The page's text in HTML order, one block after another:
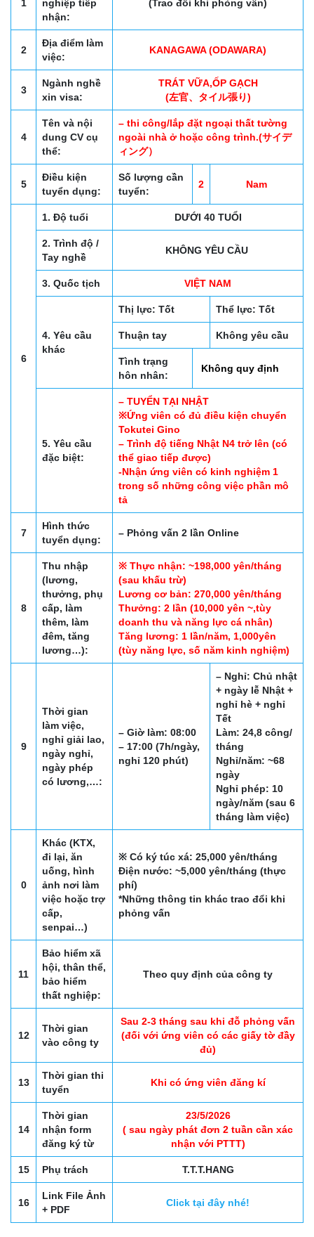
1
nghiệp tiếp
nhận:
(Trao đổi khi phỏng vấn)
2
Địa điểm làm
việc:
KANAGAWA (ODAWARA)
3
Ngành nghề
xin visa:
TRÁT VỮA,ỐP GẠCH
(左官、タイル張り)
4
Tên và nội
dung CV cụ
thể:
– thi công/lắp đặt ngoại thất tường
ngoài nhà ở hoặc công trình.(サイデ
ィング）
5
Điều kiện
tuyển dụng:
Số lượng cần
tuyển:
2 Nam
6
1. Độ tuổi DƯỚI 40 TUỔI
2. Trình độ /
Tay nghề
KHÔNG YÊU CẦU
3. Quốc tịch VIỆT NAM
4. Yêu cầu
khác
Thị lực: Tốt Thể lực: Tốt
Thuận tay Không yêu cầu
Tình trạng
hôn nhân:
Không quy định
5. Yêu cầu
đặc biệt:
– TUYỂN TẠI NHẬT
※Ứng viên có đủ điều kiện chuyển
Tokutei Gino
– Trình độ tiếng Nhật N4 trở lên (có
thể giao tiếp được)
-Nhận ứng viên có kinh nghiệm 1
trong số những công việc phần mô
tả
7
Hình thức
tuyển dụng:
– Phỏng vấn 2 lần Online
8
Thu nhập
(lương,
thưởng, phụ
cấp, làm
thêm, làm
đêm, tăng
lương…):
※ Thực nhận: ~198,000 yên/tháng
(sau khấu trừ)
Lương cơ bản: 270,000 yên/tháng
Thưởng: 2 lần (10,000 yên ~,tùy
doanh thu và năng lực cá nhân)
Tăng lương: 1 lần/năm, 1,000yên
(tùy năng lực, số năm kinh nghiệm)
9
Thời gian
làm việc,
nghỉ giải lao,
ngày nghỉ,
ngày phép
có lương,…:
– Giờ làm: 08:00
– 17:00 (7h/ngày,
nghỉ 120 phút)
– Nghỉ: Chủ nhật
+ ngày lễ Nhật +
nghỉ hè + nghỉ
Tết
Làm: 24,8 công/
tháng
Nghỉ/năm: ~68
ngày
Nghỉ phép: 10
ngày/năm (sau 6
tháng làm việc)
0
Khác (KTX,
đi lại, ăn
uống, hình
ảnh nơi làm
việc hoặc trợ
cấp,
senpai…)
※ Có ký túc xá: 25,000 yên/tháng
Điện nước: ~5,000 yên/tháng (thực
phí)
*Những thông tin khác trao đổi khi
phỏng vấn
11
Bảo hiểm xã
hội, thân thể,
bảo hiểm
thất nghiệp:
Theo quy định của công ty
12
Thời gian
vào công ty
Sau 2-3 tháng sau khi đỗ phỏng vấn
(đối với ứng viên có các giấy tờ đầy
đủ)
13
Thời gian thi
tuyển
Khi có ứng viên đăng kí
14
Thời gian
nhận form
đăng ký từ
23/5/2026
( sau ngày phát đơn 2 tuần cần xác
nhận với PTTT)
15 Phụ trách T.T.T.HANG
16
Link File Ảnh
+ PDF
Click tại đây nhé!